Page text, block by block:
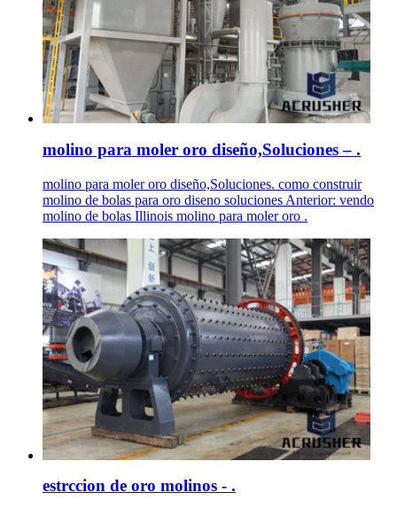
molino para moler oro diseño,Soluciones – .
molino para moler oro diseño,Soluciones. como construir
molino de bolas para oro diseno soluciones Anterior: vendo
molino de bolas Illinois molino para moler oro .
estrccion de oro molinos - .